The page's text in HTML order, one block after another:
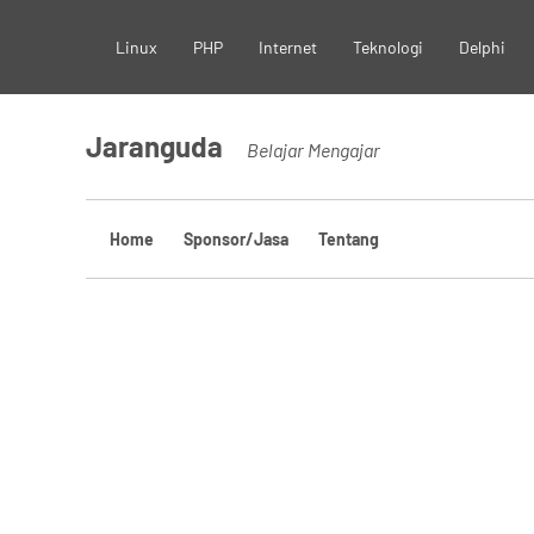
content
Linux PHP Internet Teknologi Delphi
Jaranguda Belajar Mengajar
Home Sponsor/Jasa Tentang